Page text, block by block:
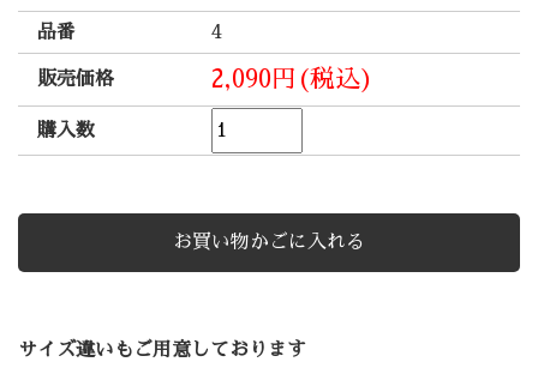
品番 4
販売価格 2,090円(税込)
購入数
サイズ違いもご用意しております